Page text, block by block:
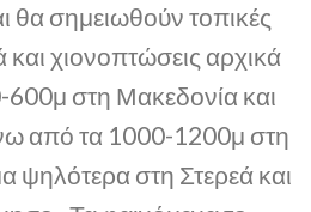
θα σημειωθούν τοπικές
χιονοπτώσεις αρχικά
στη Μακεδονία και
από τα 1000-1200μ στη
ψηλότερα στη Στερεά και